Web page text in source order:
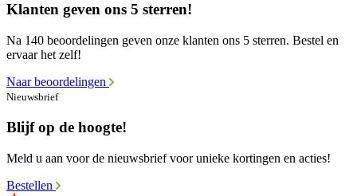
Klanten geven ons 5 sterren!
Na 140 beoordelingen geven onze klanten ons 5 sterren. Bestel en
ervaar het zelf!
Naar beoordelingen
Nieuwsbrief
Blijf op de hoogte!
Meld u aan voor de nieuwsbrief voor unieke kortingen en acties!
Bestellen